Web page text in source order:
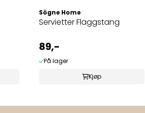
Sögne Home
Servietter Flaggstang
89,-
På lager
Kjøp